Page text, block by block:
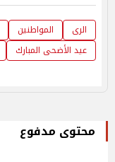
الرى المواطنين
عيد الأضحى المبارك
محتوى مدفوع